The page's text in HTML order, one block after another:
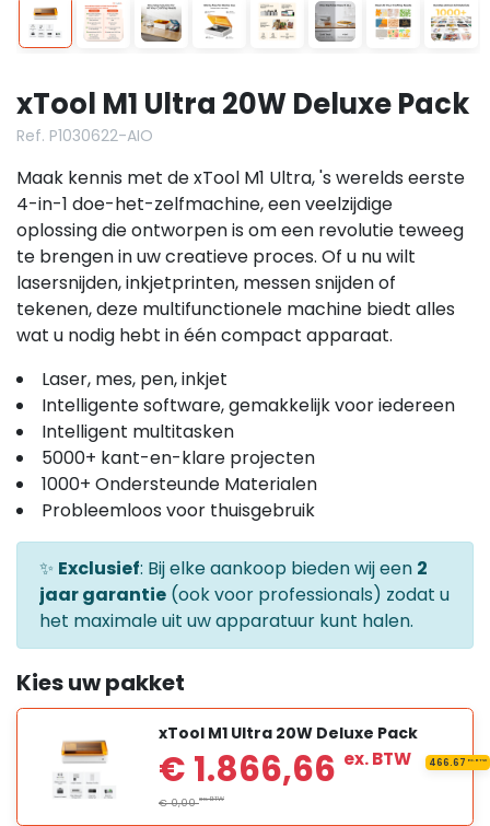
xTool M1 Ultra 20W Deluxe Pack
Ref. P1030622-AIO
Maak kennis met de xTool M1 Ultra, 's werelds eerste
4-in-1 doe-het-zelfmachine, een veelzijdige
oplossing die ontworpen is om een revolutie teweeg
te brengen in uw creatieve proces. Of u nu wilt
lasersnijden, inkjetprinten, messen snijden of
tekenen, deze multifunctionele machine biedt alles
wat u nodig hebt in één compact apparaat.
Laser, mes, pen, inkjet
Intelligente software, gemakkelijk voor iedereen
Intelligent multitasken
5000+ kant-en-klare projecten
1000+ Ondersteunde Materialen
Probleemloos voor thuisgebruik
✨ Exclusief: Bij elke aankoop bieden wij een 2
jaar garantie (ook voor professionals) zodat u
het maximale uit uw apparatuur kunt halen.
Kies uw pakket
xTool M1 Ultra 20W Deluxe Pack